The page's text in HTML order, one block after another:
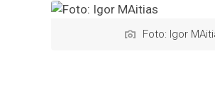
Foto: Igor